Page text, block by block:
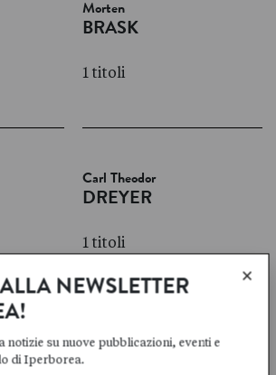
Morten
BRASK
1 titoli
Carl Theodor
DREYER
1 titoli
Olav
HERGEL
×
NEWSLETTER
notizie su nuove pubblicazioni, eventi e
di Iperborea.